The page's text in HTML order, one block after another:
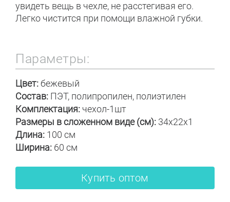
увидеть вещь в чехле, не расстегивая его.
Легко чистится при помощи влажной губки.
Параметры:
Цвет:бежевый
Состав: ПЭТ, полипропилен, полиэтилен
Комплектация: чехол-1шт
Размеры в сложенном виде (см): 34x22x1
Длина: 100 см
Ширина: 60 см
Купить оптом